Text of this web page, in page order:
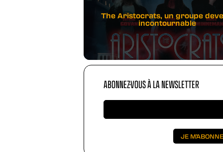
The Aristocrats, un groupe
incontournable
ABONNEZ-VOUS À LA NEWSLETTER